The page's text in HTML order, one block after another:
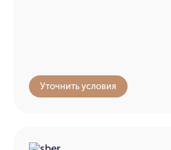
Уточнить условия